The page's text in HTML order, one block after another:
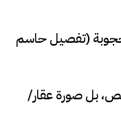
(تفصيل حاسم
بل صورة عقار/